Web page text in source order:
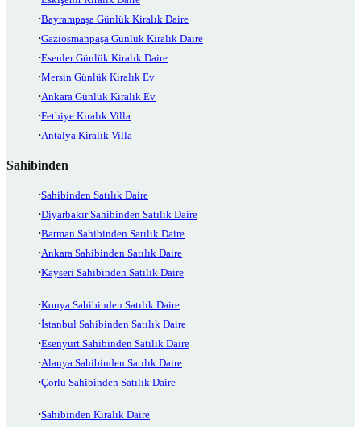
Bayrampaşa Günlük Kiralık Daire
Gaziosmanpaşa Günlük Kiralık Daire
Esenler Günlük Kiralık Daire
Mersin Günlük Kiralık Ev
Ankara Günlük Kiralık Ev
Fethiye Kiralık Villa
Antalya Kiralık Villa
Sahibinden
Sahibinden Satılık Daire
Diyarbakır Sahibinden Satılık Daire
Batman Sahibinden Satılık Daire
Ankara Sahibinden Satılık Daire
Kayseri Sahibinden Satılık Daire
Konya Sahibinden Satılık Daire
İstanbul Sahibinden Satılık Daire
Esenyurt Sahibinden Satılık Daire
Alanya Sahibinden Satılık Daire
Çorlu Sahibinden Satılık Daire
Sahibinden Kiralık Daire